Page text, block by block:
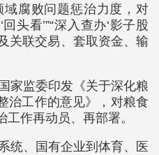
域腐败问题惩治力度，对
头看’”“深入查办‘影子股
及关联交易、套取资金、输
家监委印发《关于深化粮
治工作的意见》，对粮食
作再动员、再部署。
统、国有企业到体育、医